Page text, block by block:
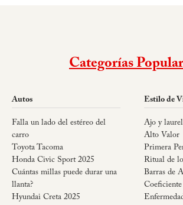
Categorías
Autos
Falla un lado del estéreo del
carro
Toyota Tacoma
Honda Civic Sport 2025
Cuántas millas puede durar una
llanta?
Hyundai Creta 2025
Estilo de
Ajo y laurel
Alto Valor
Primera
Ritual de
Barras de